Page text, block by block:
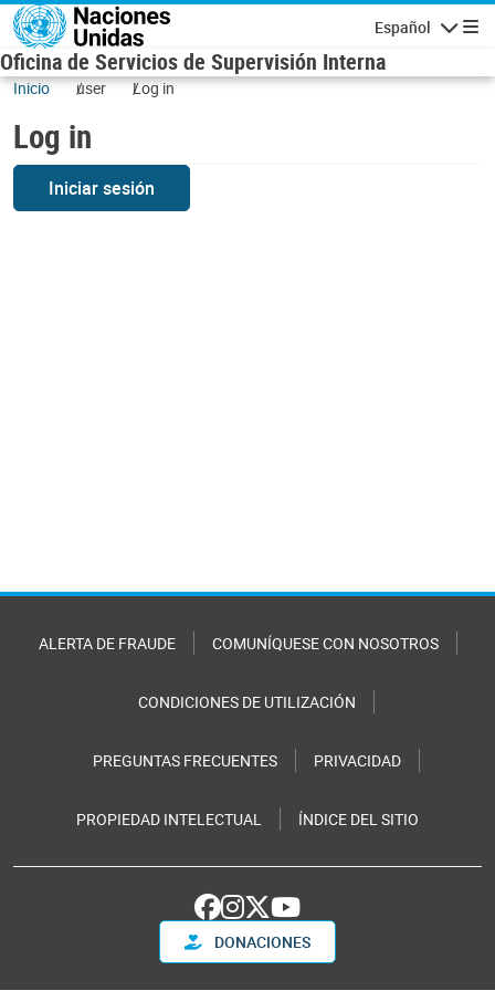
Skip to main content
Español
Oficina de Servicios de Supervisión Interna
Inicio user Log in
Log in
Iniciar sesión
ALERTA DE FRAUDE COMUNÍQUESE CON NOSOTROS
CONDICIONES DE UTILIZACIÓN
PREGUNTAS FRECUENTES PRIVACIDAD
PROPIEDAD INTELECTUAL ÍNDICE DEL SITIO
DONACIONES